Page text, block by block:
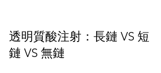
透明質酸注射：長鏈 VS 短
鏈 VS 無鏈